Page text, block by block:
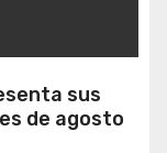
sus
de agosto